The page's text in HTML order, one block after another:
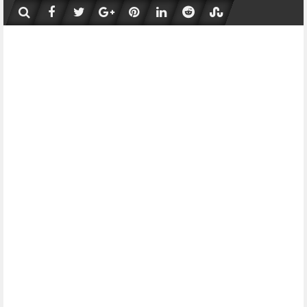
content